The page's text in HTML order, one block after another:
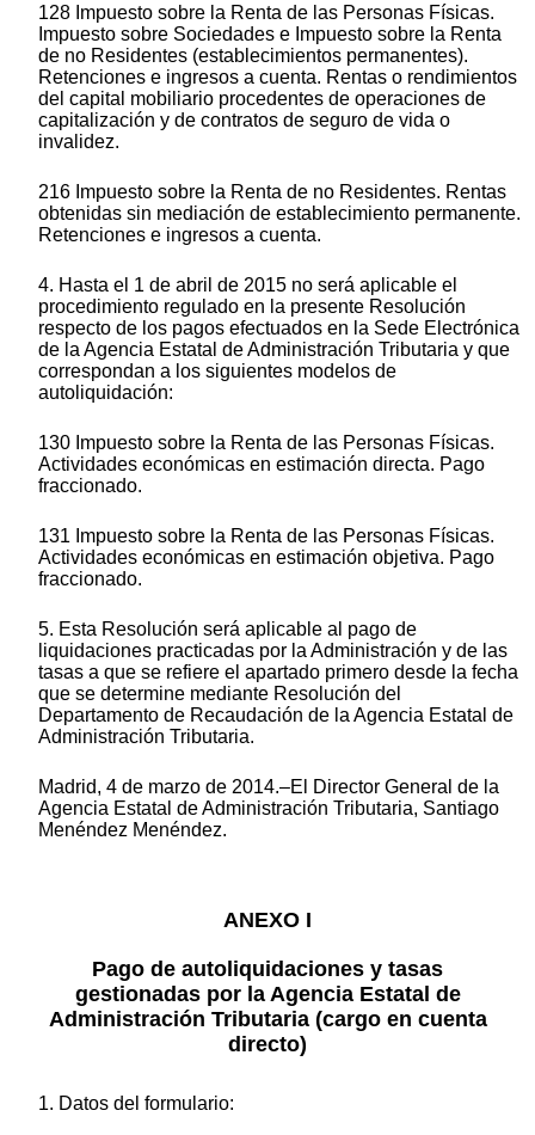
128 Impuesto sobre la Renta de las Personas Físicas.
Impuesto sobre Sociedades e Impuesto sobre la Renta
de no Residentes (establecimientos permanentes).
Retenciones e ingresos a cuenta. Rentas o rendimientos
del capital mobiliario procedentes de operaciones de
capitalización y de contratos de seguro de vida o
invalidez.
216 Impuesto sobre la Renta de no Residentes. Rentas
obtenidas sin mediación de establecimiento permanente.
Retenciones e ingresos a cuenta.
4. Hasta el 1 de abril de 2015 no será aplicable el
procedimiento regulado en la presente Resolución
respecto de los pagos efectuados en la Sede Electrónica
de la Agencia Estatal de Administración Tributaria y que
correspondan a los siguientes modelos de
autoliquidación:
130 Impuesto sobre la Renta de las Personas Físicas.
Actividades económicas en estimación directa. Pago
fraccionado.
131 Impuesto sobre la Renta de las Personas Físicas.
Actividades económicas en estimación objetiva. Pago
fraccionado.
5. Esta Resolución será aplicable al pago de
liquidaciones practicadas por la Administración y de las
tasas a que se refiere el apartado primero desde la fecha
que se determine mediante Resolución del
Departamento de Recaudación de la Agencia Estatal de
Administración Tributaria.
Madrid, 4 de marzo de 2014.–El Director General de la
Agencia Estatal de Administración Tributaria, Santiago
Menéndez Menéndez.
ANEXO I
Pago de autoliquidaciones y tasas
gestionadas por la Agencia Estatal de
Administración Tributaria (cargo en cuenta
directo)
1. Datos del formulario: